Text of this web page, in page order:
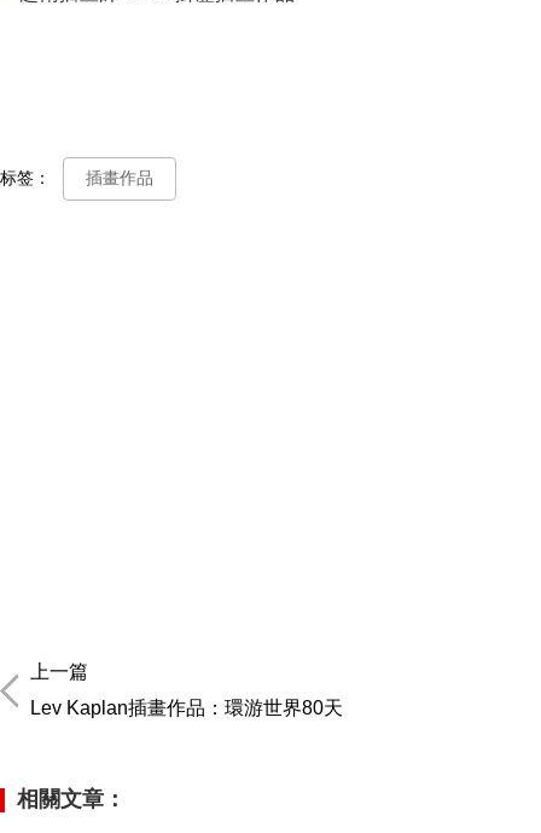
标签： 插畫作品
上一篇
Lev Kaplan插畫作品：環游世界80天
相關文章：